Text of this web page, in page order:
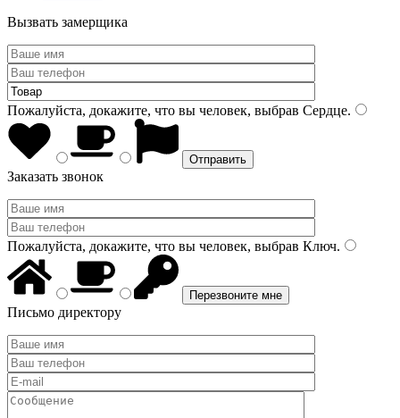
Вызвать замерщика
Пожалуйста, докажите, что вы человек, выбрав Сердце.
Заказать звонок
Пожалуйста, докажите, что вы человек, выбрав Ключ.
Письмо директору